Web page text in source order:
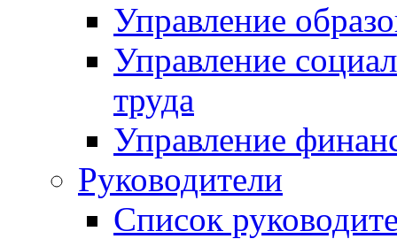
Управление
Управление
труда
Управление
Руководители
Список